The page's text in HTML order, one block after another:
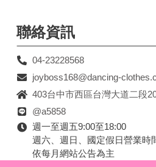
聯絡資訊
04-23228568
joyboss168@dancing-
403台中市西區台灣大道二段
@a5858
週一至週五9:00至18:00
週六、週日、國定假日營業時
依每月網站公告為主